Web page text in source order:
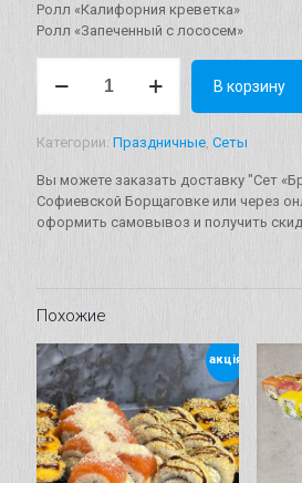
Ролл «Калифорния креветка»
Ролл «Запеченный с лососем»
товара
Вес:
1500г.
В корзину
Категории: Праздничные, Сеты
Вы можете заказать доставку "Сет
Софиевской Борщаговке или через
оформить самовывоз и получить
Похожие
акція